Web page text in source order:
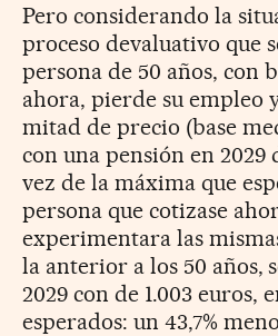
Pero considerando la
proceso devaluativo que
persona de 50 años, con
ahora, pierde su empleo
mitad de precio (base
con una pensión en 2029
vez de la máxima que
persona que cotizase
experimentara las
la anterior a los 50 años,
2029 con de 1.003 euros,
esperados: un 43,7%